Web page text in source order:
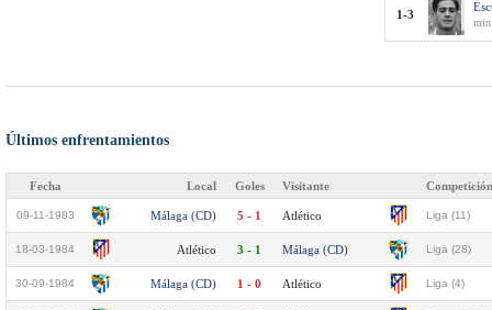
1-3
Últimos enfrentamientos
Fecha Local Goles Visitante Competición
09-11-1983 Málaga (CD) 5 - 1 Atlético Liga (11)
18-03-1984 Atlético 3 - 1 Málaga (CD) Liga (28)
30-09-1984 Málaga (CD) 1 - 0 Atlético Liga (4)